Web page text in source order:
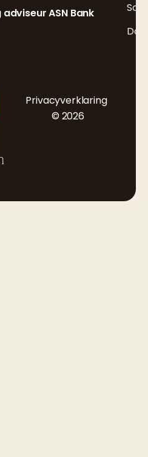
ASN Bank
Privacyverklaring
© 2026